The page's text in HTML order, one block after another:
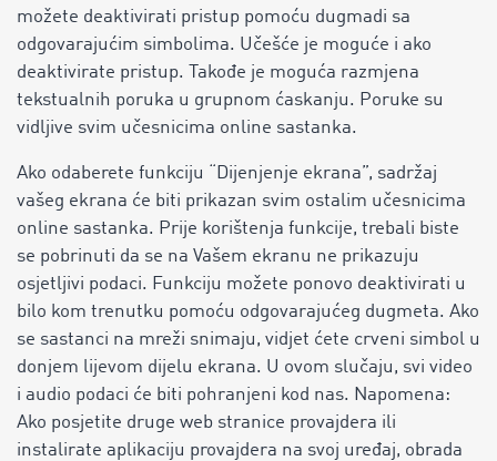
možete deaktivirati pristup pomoću dugmadi sa
odgovarajućim simbolima. Učešće je moguće i ako
deaktivirate pristup. Takođe je moguća razmjena
tekstualnih poruka u grupnom ćaskanju. Poruke su
vidljive svim učesnicima online sastanka.
Ako odaberete funkciju “Dijenjenje ekrana”, sadržaj
vašeg ekrana će biti prikazan svim ostalim učesnicima
online sastanka. Prije korištenja funkcije, trebali biste
se pobrinuti da se na Vašem ekranu ne prikazuju
osjetljivi podaci. Funkciju možete ponovo deaktivirati u
bilo kom trenutku pomoću odgovarajućeg dugmeta. Ako
se sastanci na mreži snimaju, vidjet ćete crveni simbol u
donjem lijevom dijelu ekrana. U ovom slučaju, svi video
i audio podaci će biti pohranjeni kod nas. Napomena:
Ako posjetite druge web stranice provajdera ili
instalirate aplikaciju provajdera na svoj uređaj, obrada